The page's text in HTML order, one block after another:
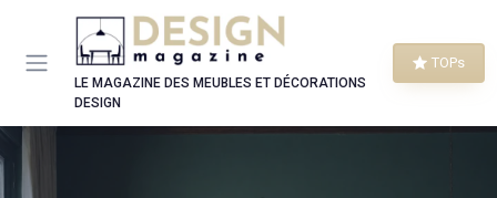
LE MAGAZINE DES MEUBLES ET DÉCORATIONS
DESIGN
TOPs
Panneau de gestion des cookies